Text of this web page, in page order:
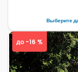
Выберите
до -16 %